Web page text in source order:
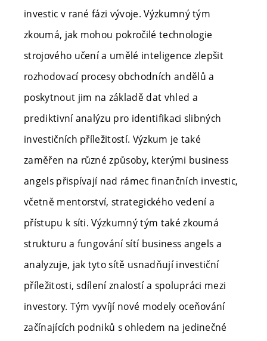
investic v rané fázi vývoje. Výzkumný tým
zkoumá, jak mohou pokročilé technologie
strojového učení a umělé inteligence zlepšit
rozhodovací procesy obchodních andělů a
poskytnout jim na základě dat vhled a
prediktivní analýzu pro identifikaci slibných
investičních příležitostí. Výzkum je také
zaměřen na různé způsoby, kterými business
angels přispívají nad rámec finančních investic,
včetně mentorství, strategického vedení a
přístupu k síti. Výzkumný tým také zkoumá
strukturu a fungování sítí business angels a
analyzuje, jak tyto sítě usnadňují investiční
příležitosti, sdílení znalostí a spolupráci mezi
investory. Tým vyvíjí nové modely oceňování
začínajících podniků s ohledem na jedinečné